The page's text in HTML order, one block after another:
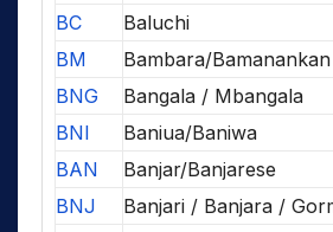
BC
Baluchi
BM
Bambara/Bamanankan
BNG
Bangala / Mbangala
BNI
Baniua/Baniwa
BAN
Banjar/Banjarese
BNJ
Banjari / Banjara /